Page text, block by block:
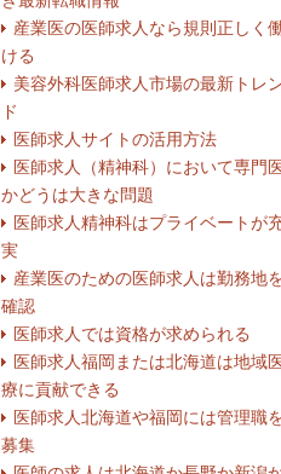
産業医の医師求人なら規則正しく
ける
美容外科医師求人市場の最新トレ
ド
医師求人サイトの活用方法
医師求人（精神科）において専門
かどうは大きな問題
医師求人精神科はプライベートが
実
産業医のための医師求人は勤務地
確認
医師求人では資格が求められる
医師求人福岡または北海道は地域
療に貢献できる
医師求人北海道や福岡には管理職
募集